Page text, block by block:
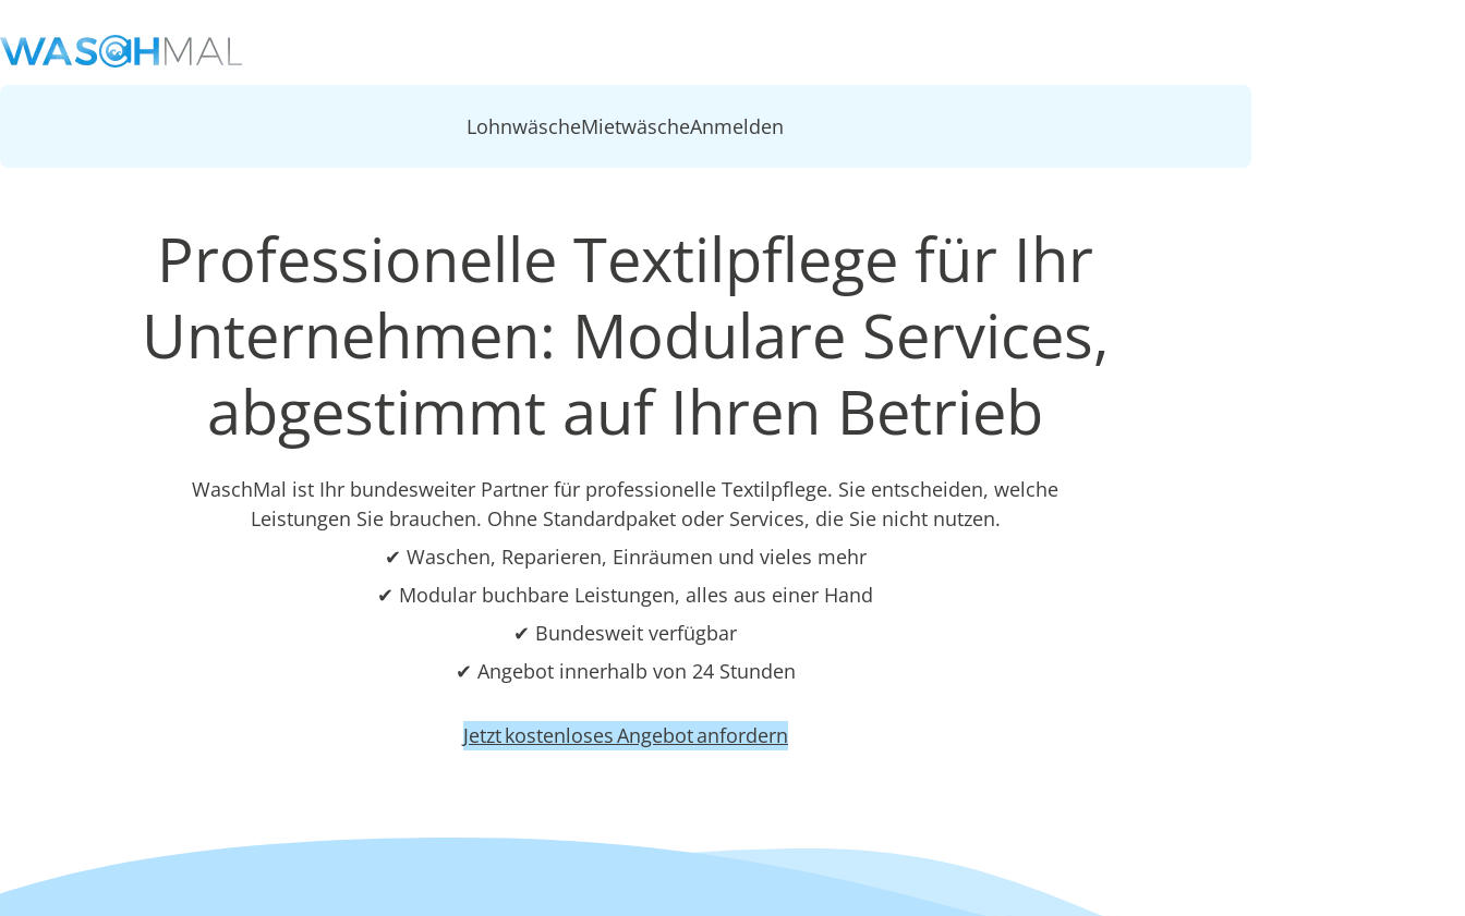
LohnwäscheMietwäscheAnmelden
Professionelle Textilpflege für Ihr
Unternehmen: Modulare Services,
abgestimmt auf Ihren Betrieb
WaschMal ist Ihr bundesweiter Partner für professionelle Textilpflege. Sie entscheiden, welche
Leistungen Sie brauchen. Ohne Standardpaket oder Services, die Sie nicht nutzen.
✔ Waschen, Reparieren, Einräumen und vieles mehr
✔ Modular buchbare Leistungen, alles aus einer Hand
✔ Bundesweit verfügbar
✔ Angebot innerhalb von 24 Stunden
Jetzt kostenloses Angebot anfordern